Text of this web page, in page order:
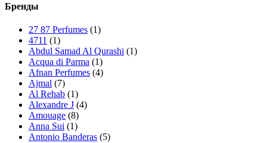
Бренды
27 87 Perfumes (1)
4711 (1)
Abdul Samad Al Qurashi (1)
Acqua di Parma (1)
Afnan Perfumes (4)
Ajmal (7)
Al Rehab (1)
Alexandre J (4)
Amouage (8)
Anna Sui (1)
Antonio Banderas (5)